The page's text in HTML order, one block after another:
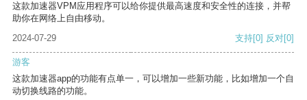
这款加速器VPM应用程序可以给你提供最高速度和安全性的连接，并帮
助你在网络上自由移动。
2024-07-29
支持[0] 反对[0]
游客
这款加速器app的功能有点单一，可以增加一些新功能，比如增加一个自
动切换线路的功能。